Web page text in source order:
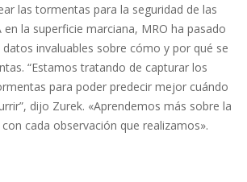
las tormentas para la seguridad de las
en la superficie marciana, MRO ha pasado
invaluables sobre cómo y por qué se
“Estamos tratando de capturar los
para poder predecir mejor cuándo
dijo Zurek. «Aprendemos más sobre la
cada observación que realizamos».